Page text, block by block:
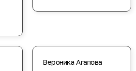
Вероника Агапова